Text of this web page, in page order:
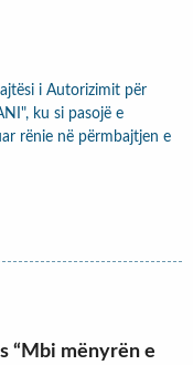
i Autorizimit për
ku si pasojë e
rënie në përmbajtjen e
“Mbi mënyrën e